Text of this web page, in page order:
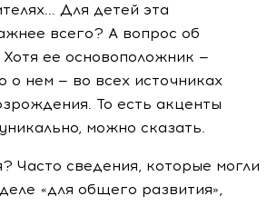
Для детей эта
всего? А вопрос об
ее основоположник —
о нем — во всех источниках
То есть акценты
можно сказать.
Часто сведения, которые могли
«для общего развития»,